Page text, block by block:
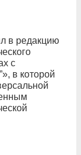
в редакцию
с
в которой